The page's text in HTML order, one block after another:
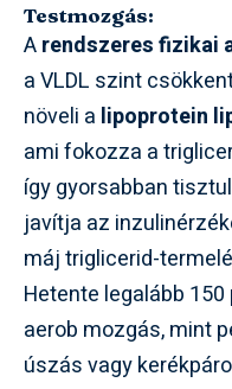
Testmozgás:
Arendszeres fizikai
a VLDL szint
növeli a lipoprotein
ami fokozza a
így gyorsabban
javítja az
máj triglicerid-
Hetente legalább
aerob mozgás, mint
úszás vagy